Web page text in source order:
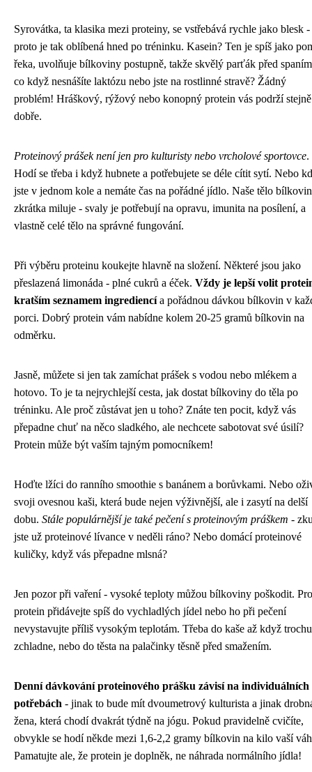
Syrovátka, ta klasika mezi proteiny, se vstřebává rychle jako blesk -
proto je tak oblíbená hned po tréninku. Kasein? Ten je spíš jako
řeka, uvolňuje bílkoviny postupně, takže skvělý parťák před
co když nesnášíte laktózu nebo jste na rostlinné stravě? Žádný
problém! Hráškový, rýžový nebo konopný protein vás podrží stejně
dobře.
Proteinový prášek není jen pro kulturisty nebo vrcholové sportovce.
Hodí se třeba i když hubnete a potřebujete se déle cítit sytí. Nebo
jste v jednom kole a nemáte čas na pořádné jídlo. Naše tělo
zkrátka miluje - svaly je potřebují na opravu, imunita na posílení, a
vlastně celé tělo na správné fungování.
Při výběru proteinu koukejte hlavně na složení. Některé jsou jako
přeslazená limonáda - plné cukrů a éček. Vždy je lepší volit
kratším seznamem ingrediencía pořádnou dávkou bílkovin v
porci. Dobrý protein vám nabídne kolem 20-25 gramů bílkovin na
odměrku.
Jasně, můžete si jen tak zamíchat prášek s vodou nebo mlékem a
hotovo. To je ta nejrychlejší cesta, jak dostat bílkoviny do těla po
tréninku. Ale proč zůstávat jen u toho? Znáte ten pocit, když vás
přepadne chuť na něco sladkého, ale nechcete sabotovat své úsilí?
Protein může být vaším tajným pomocníkem!
Hoďte lžíci do ranního smoothie s banánem a borůvkami. Nebo
svoji ovesnou kaši, která bude nejen výživnější, ale i zasytí na delší
dobu. Stále populárnější je také pečení s proteinovým práškem -
jste už proteinové lívance v neděli ráno? Nebo domácí proteinové
kuličky, když vás přepadne mlsná?
Jen pozor při vaření - vysoké teploty můžou bílkoviny poškodit.
protein přidávejte spíš do vychladlých jídel nebo ho při pečení
nevystavujte příliš vysokým teplotám. Třeba do kaše až když trochu
zchladne, nebo do těsta na palačinky těsně před smažením.
Denní dávkování proteinového prášku závisí na individuálních
potřebách - jinak to bude mít dvoumetrový kulturista a jinak
žena, která chodí dvakrát týdně na jógu. Pokud pravidelně cvičíte,
obvykle se hodí někde mezi 1,6-2,2 gramy bílkovin na kilo vaší
Pamatujte ale, že protein je doplněk, ne náhrada normálního jídla!